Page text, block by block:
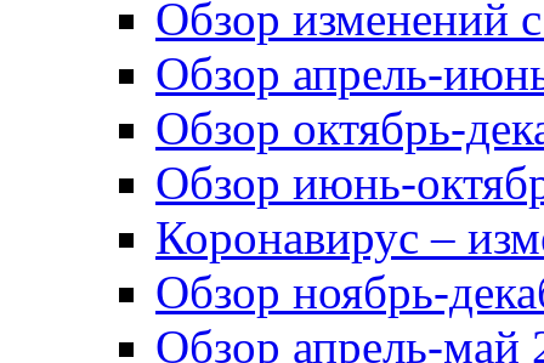
Обзор изменений
Обзор апрель-
Обзор октябрь-
Обзор июнь-
Коронавирус –
Обзор ноябрь-
Обзор апрель-май